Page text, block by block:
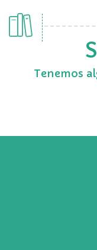
Tenemos